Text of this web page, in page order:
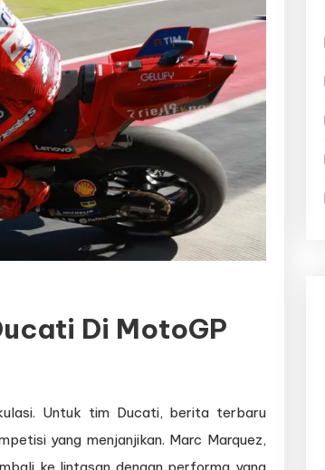
Di MotoGP
Untuk tim Ducati, berita terbaru
yang menjanjikan. Marc Marquez,